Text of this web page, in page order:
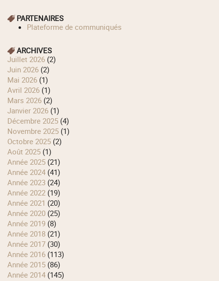
PARTENAIRES
Plateforme de communiqués
ARCHIVES
juillet 2026 (2)
juin 2026 (2)
mai 2026 (1)
avril 2026 (1)
mars 2026 (2)
janvier 2026 (1)
décembre 2025 (4)
novembre 2025 (1)
octobre 2025 (2)
août 2025 (1)
année 2025 (21)
année 2024 (41)
année 2023 (24)
année 2022 (19)
année 2021 (20)
année 2020 (25)
année 2019 (8)
année 2018 (21)
année 2017 (30)
année 2016 (113)
année 2015 (86)
année 2014 (145)